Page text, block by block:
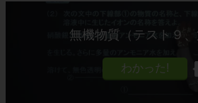
無機物質（テスト９、